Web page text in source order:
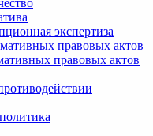
экспертиза
правовых актов
правовых актов